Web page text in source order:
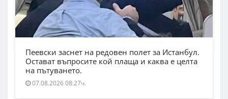
Пеевски заснет на редовен полет за Истанбул.
Остават въпросите кой плаща и каква е целта
на пътуването.
07.08.2026 08:27ч.